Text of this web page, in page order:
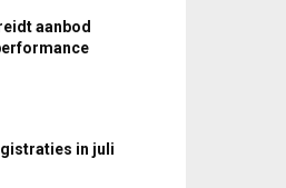
aanbod
in juli